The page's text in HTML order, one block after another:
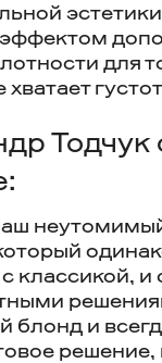
для
Тодчук
классикой, и
блонд и